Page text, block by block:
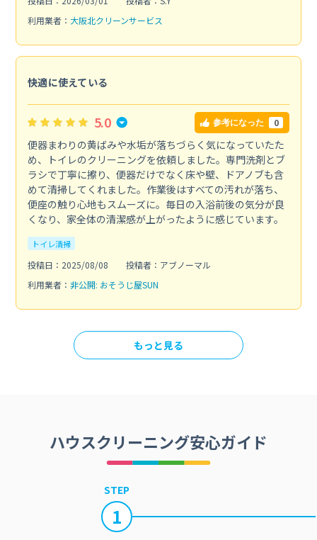
利用業者： 大阪北クリーンサービス
快適に使えている
5.0 参考になった 0
便器まわりの黄ばみや水垢が落ちづらく気になっていたた
め、トイレのクリーニングを依頼しました。専門洗剤とブ
ラシで丁寧に擦り、便器だけでなく床や壁、ドアノブも含
めて清掃してくれました。作業後はすべての汚れが落ち、
便座の触り心地もスムーズに。毎日の入浴前後の気分が良
くなり、家全体の清潔感が上がったように感じています。
トイレ清掃
投稿日：2025/08/08
投稿者：アブノーマル
利用業者： 非公開: おそうじ屋SUN
もっと見る
ハウスクリーニング安心ガイド
STEP
1